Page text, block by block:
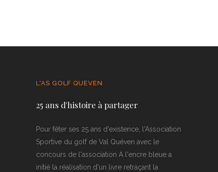
L'AS GOLF QUEVEN
25 ans d'histoire à partager
Pour fêter ses 25 ans d'existence, l'Association
Sportive du golf de Val Quéven avec le
concours de l'association A l'encre bleue a
initié la réalisation d'un livre retraçant la